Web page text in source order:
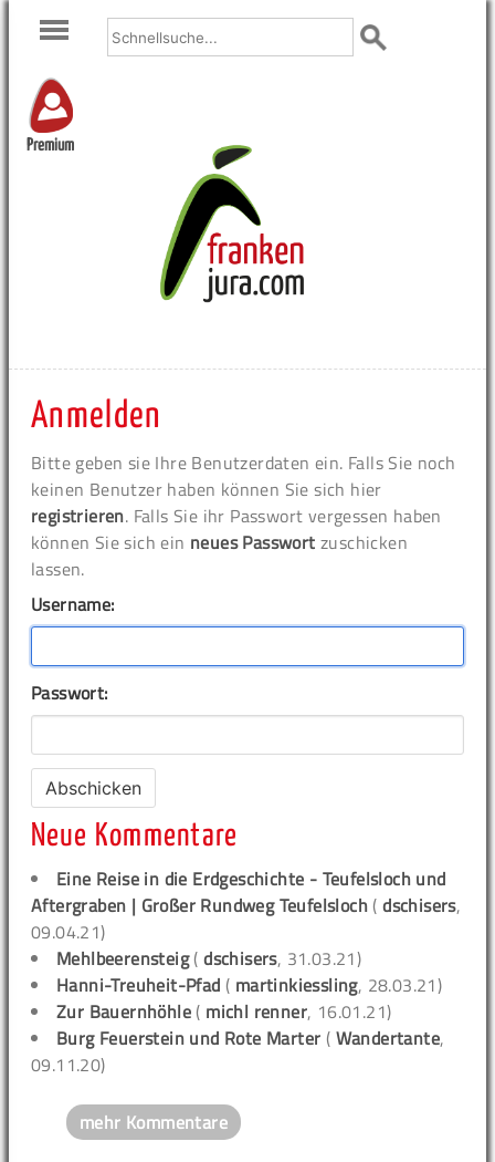
Premium
Anmelden
Bitte geben sie Ihre Benutzerdaten ein. Falls Sie noch
keinen Benutzer haben können Sie sich hier
registrieren. Falls Sie ihr Passwort vergessen haben
können Sie sich ein neues Passwort zuschicken
lassen.
Username:
Passwort:
Neue Kommentare
Eine Reise in die Erdgeschichte - Teufelsloch und
Aftergraben | Großer Rundweg Teufelsloch (dschisers,
09.04.21)
Mehlbeerensteig(dschisers, 31.03.21)
Hanni-Treuheit-Pfad ( martinkiessling, 28.03.21)
Zur Bauernhöhle ( michl renner, 16.01.21)
Burg Feuerstein und Rote Marter ( Wandertante,
09.11.20)
mehr Kommentare